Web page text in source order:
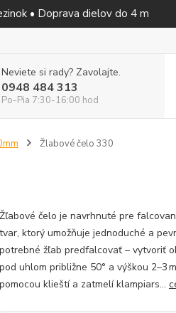
• Doprava dielov do 4 m
Neviete si rady? Zavolajte.
0948 484 313
Po-Pia 7:30-16:00 hod
Žlabové čelo 330
Žľabové čelo je navrhnuté pre
tvar, ktorý umožňuje jednoduché a
potrebné žľab predfalcovať – vytvoriť
pod uhlom približne 50° a výškou 2–3
pomocou klieští a zatmelí klampiars...